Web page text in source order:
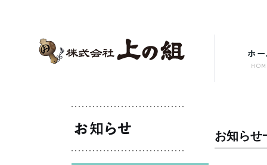
お知らせ